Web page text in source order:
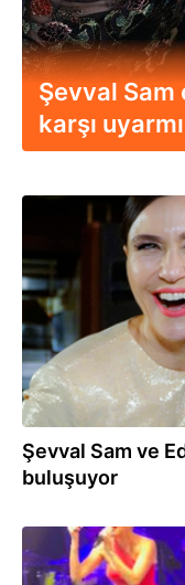
Şevval Sam
karşı
21.07.2026
Şevval Sam ve
buluşuyor
29.06.2026